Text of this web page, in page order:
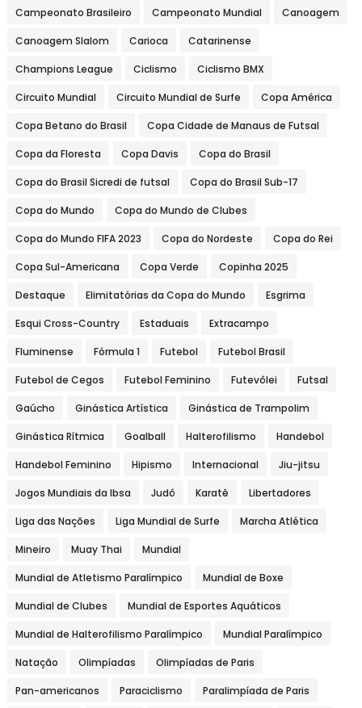
Campeonato Brasileiro Campeonato Mundial Canoagem
Canoagem Slalom Carioca Catarinense
Champions League Ciclismo Ciclismo BMX
Circuito Mundial Circuito Mundial de Surfe Copa América
Copa Betano do Brasil Copa Cidade de Manaus de Futsal
Copa da Floresta Copa Davis Copa do Brasil
Copa do Brasil Sicredi de futsal Copa do Brasil Sub-17
Copa do Mundo Copa do Mundo de Clubes
Copa do Mundo FIFA 2023 Copa do Nordeste Copa do Rei
Copa Sul-Americana Copa Verde Copinha 2025
Destaque Elimitatórias da Copa do Mundo Esgrima
Esqui Cross-Country Estaduais Extracampo
Fluminense Fórmula 1 Futebol Futebol Brasil
Futebol de Cegos Futebol Feminino Futevôlei Futsal
Gaúcho Ginástica Artística Ginástica de Trampolim
Ginástica Rítmica Goalball Halterofilismo Handebol
Handebol Feminino Hipismo Internacional Jiu-jitsu
Jogos Mundiais da Ibsa Judô Karatê Libertadores
Liga das Nações Liga Mundial de Surfe Marcha Atlética
Mineiro Muay Thai Mundial
Mundial de Atletismo Paralímpico Mundial de Boxe
Mundial de Clubes Mundial de Esportes Aquáticos
Mundial de Halterofilismo Paralímpico Mundial Paralímpico
Natação Olimpíadas Olimpíadas de Paris
Pan-americanos Paraciclismo Paralimpíada de Paris